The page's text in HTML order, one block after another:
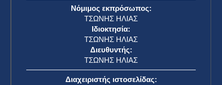
Νόμιμος εκπρόσωπος:
ΤΣΩΝΗΣ ΗΛΙΑΣ
Ιδιοκτησία:
ΤΣΩΝΗΣ ΗΛΙΑΣ
Διευθυντής:
ΤΣΩΝΗΣ ΗΛΙΑΣ
Διαχειριστής ιστοσελίδας: